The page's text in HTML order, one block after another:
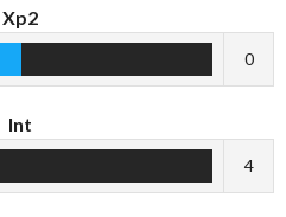
Xp2
0
Int
4